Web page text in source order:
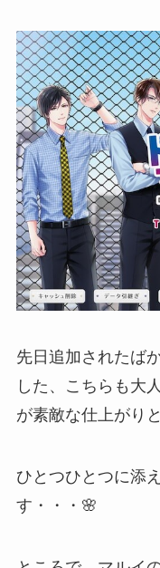
先日追加されたば
した、こちらも大
が素敵な仕上がり
ひとつひとつに添
す・・・🌸